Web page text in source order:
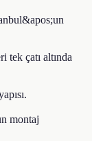
tek çatı altında
montaj